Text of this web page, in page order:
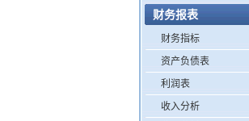
财务报表
财务指标
资产负债表
利润表
收入分析